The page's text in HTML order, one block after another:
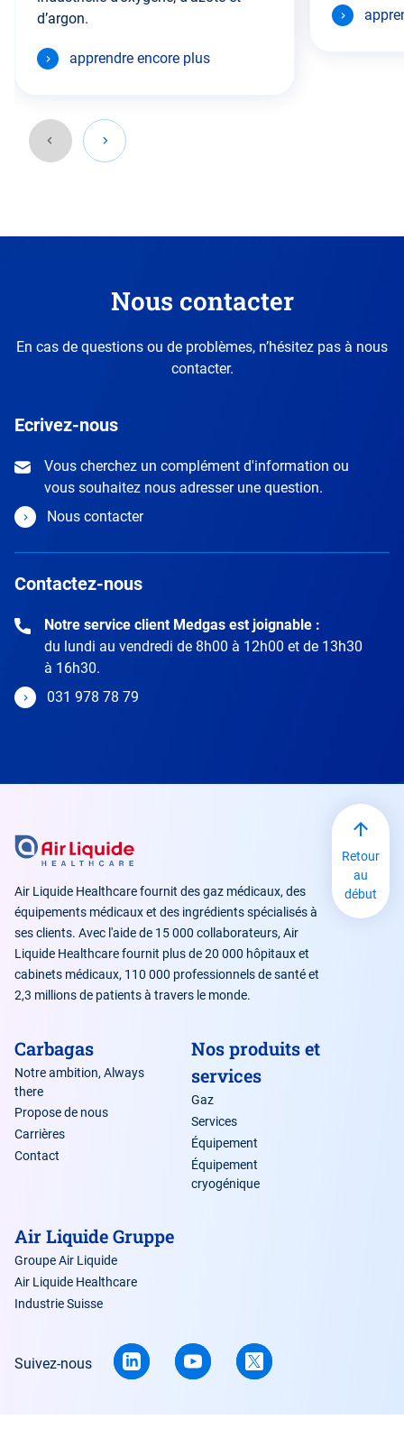
d’argon.
apprendre encore plus
Nous contacter
En cas de questions ou de problèmes, n’hésitez pas à nous
contacter.
Ecrivez-nous
Vous cherchez un complément d'information ou
vous souhaitez nous adresser une question.
Nous contacter
Contactez-nous
Notre service client Medgas est joignable :
du lundi au vendredi de 8h00 à 12h00 et de 13h30
à 16h30.
031 978 78 79
Air Liquide Healthcare fournit des gaz médicaux, des
équipements médicaux et des ingrédients spécialisés à
ses clients. Avec l'aide de 15 000 collaborateurs, Air
Liquide Healthcare fournit plus de 20 000 hôpitaux et
cabinets médicaux, 110 000 professionnels de santé et
2,3 millions de patients à travers le monde.
Carbagas
Notre ambition, Always
there
Propose de nous
Carrières
Contact
Nos produits et
services
Gaz
Services
Équipement
Équipement
cryogénique
Air Liquide Gruppe
Groupe Air Liquide
Air Liquide Healthcare
Industrie Suisse
Suivez-nous
Retour
au
début